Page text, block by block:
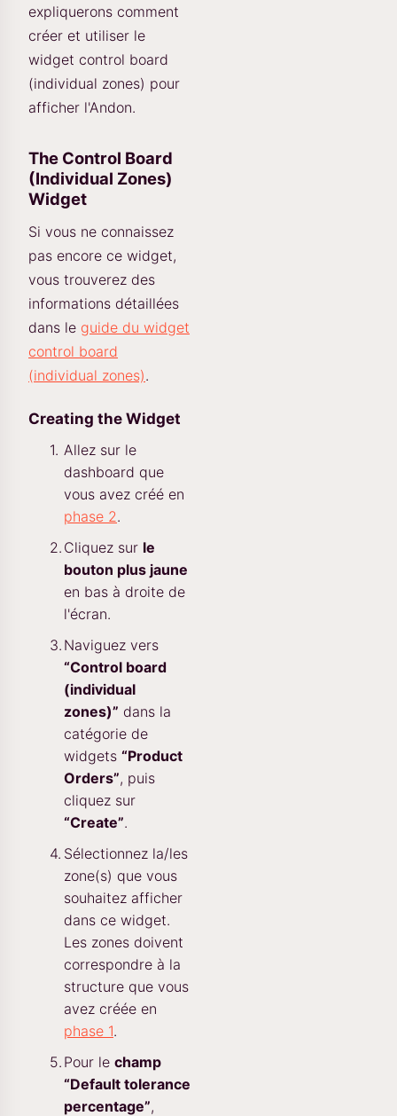
expliquerons comment
créer et utiliser le
widget control board
(individual zones) pour
afficher l'Andon.
The Control Board
(Individual Zones)
Widget
Si vous ne connaissez
pas encore ce widget,
vous trouverez des
informations détaillées
dans le guide du widget
control board
(individual zones).
Creating the Widget
Allez sur le
dashboard que
vous avez créé en
phase 2.
Cliquez sur le
bouton plus jaune
en bas à droite de
l'écran.
Naviguez vers
“Control board
(individual
zones)” dans la
catégorie de
widgets “Product
Orders”, puis
cliquez sur
“Create”.
Sélectionnez la/les
zone(s) que vous
souhaitez afficher
dans ce widget.
Les zones doivent
correspondre à la
structure que vous
avez créée en
phase 1.
Pour le champ
“Default tolerance
percentage”,